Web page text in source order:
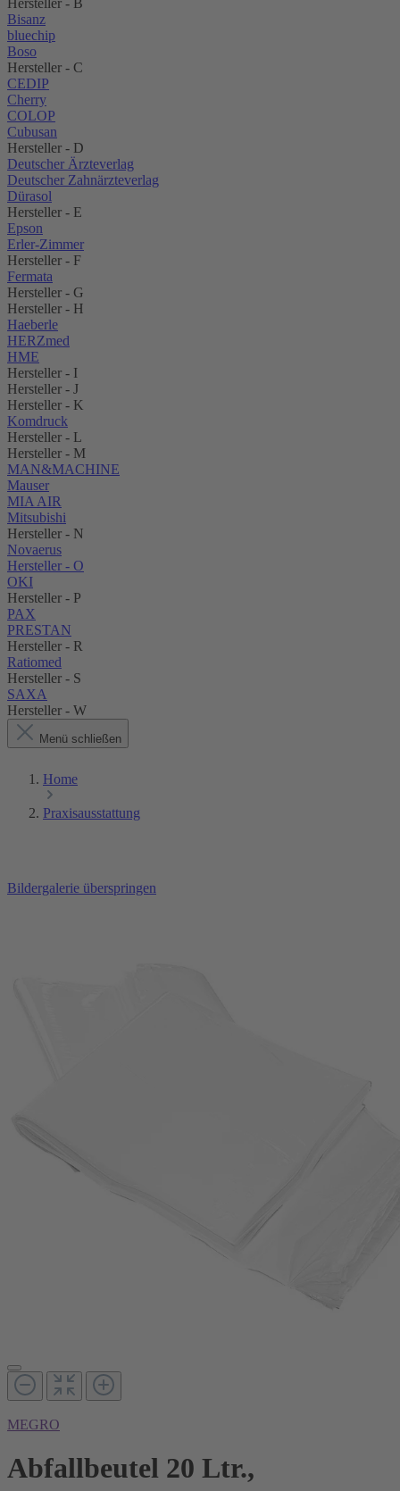
Hersteller - B
Bisanz
bluechip
Boso
Hersteller - C
CEDIP
Cherry
COLOP
Cubusan
Hersteller - D
Deutscher Ärzteverlag
Deutscher Zahnärzteverlag
Dürasol
Hersteller - E
Epson
Erler-Zimmer
Hersteller - F
Fermata
Hersteller - G
Hersteller - H
Haeberle
HERZmed
HME
Hersteller - I
Hersteller - J
Hersteller - K
Komdruck
Hersteller - L
Hersteller - M
MAN&MACHINE
Mauser
MIA AIR
Mitsubishi
Hersteller - N
Novaerus
Hersteller - O
OKI
Hersteller - P
PAX
PRESTAN
Hersteller - R
Ratiomed
Hersteller - S
SAXA
Hersteller - W
Menü schließen
Home
Praxisausstattung
Bildergalerie überspringen
MEGRO
Abfallbeutel 20 Ltr.,